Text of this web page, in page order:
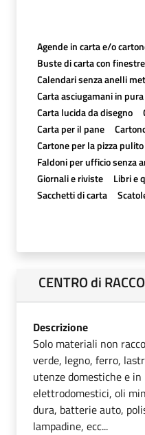
Agende in carta e/o
Buste di carta con
Calendari senza anelli
Carta asciugamani in
Carta lucida da disegno
Carta per il pane
Cartone per la pizza pulito
Faldoni per ufficio senza
Giornali e riviste
Libri e
Sacchetti di carta
CENTRO di
Descrizione
Solo materiali non
verde, legno, ferro,
utenze domestiche e
elettrodomestici, oli
dura, batterie auto,
lampadine, ecc...